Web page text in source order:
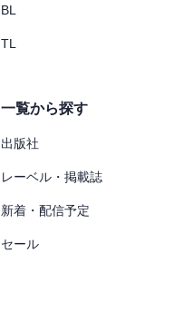
BL
TL
一覧から探す
出版社
レーベル・掲載誌
新着・配信予定
セール